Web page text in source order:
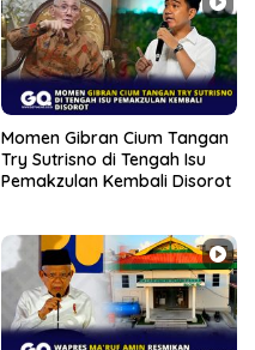
Momen Gibran Cium Tangan
Try Sutrisno di Tengah Isu
Pemakzulan Kembali Disorot